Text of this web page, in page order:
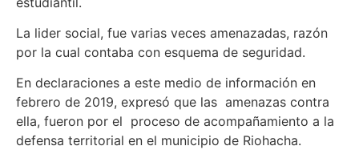
La lider social, fue varias veces amenazadas, razón
por la cual contaba con esquema de seguridad.
En declaraciones a este medio de información en
febrero de 2019, expresó que las amenazas contra
ella, fueron por el proceso de acompañamiento a la
defensa territorial en el municipio de Riohacha.